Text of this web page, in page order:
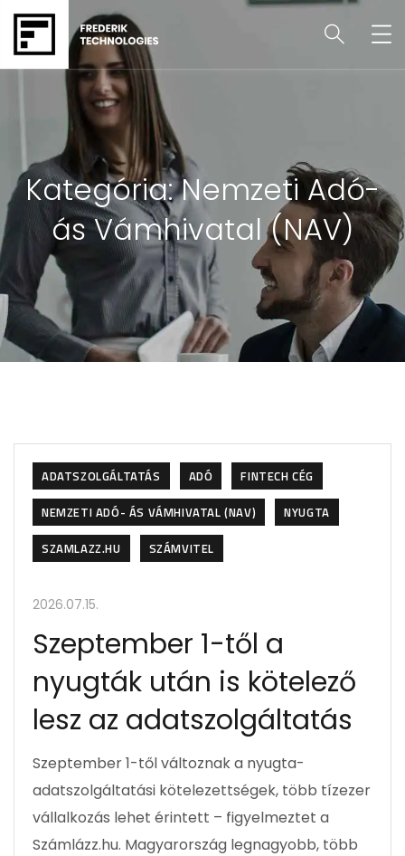
Kategória:Nemzeti Adó-
ás Vámhivatal (NAV)
ADATSZOLGÁLTATÁS ADÓ
FINTECH CÉG
NEMZETI ADÓ- ÁS VÁMHIVATAL (NAV)
NYUGTA
SZAMLAZZ.HU
SZÁMVITEL
2026.07.15.
Szeptember 1-től a
nyugták után is kötelező
lesz az adatszolgáltatás
Szeptember 1-től változnak a nyugta-
adatszolgáltatási kötelezettségek, több tízezer
vállalkozás lehet érintett – figyelmeztet a
Számlázz.hu. Magyarország legnagyobb, több